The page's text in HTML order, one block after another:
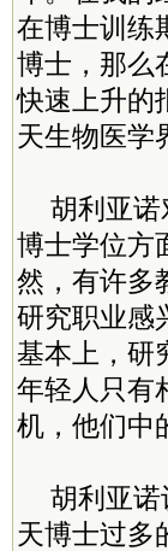
在博士训
博士，那么
快速上升的
天生物医学
胡利亚
博士学位方
然，有许多
研究职业感
基本上，
年轻人只有
机，他们中
胡利亚
天博士过多